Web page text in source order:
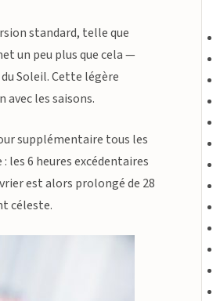
standard, telle que
un peu plus que cela —
Soleil. Cette légère
les saisons.
supplémentaire tous les
les 6 heures excédentaires
est alors prolongé de 28
céleste.